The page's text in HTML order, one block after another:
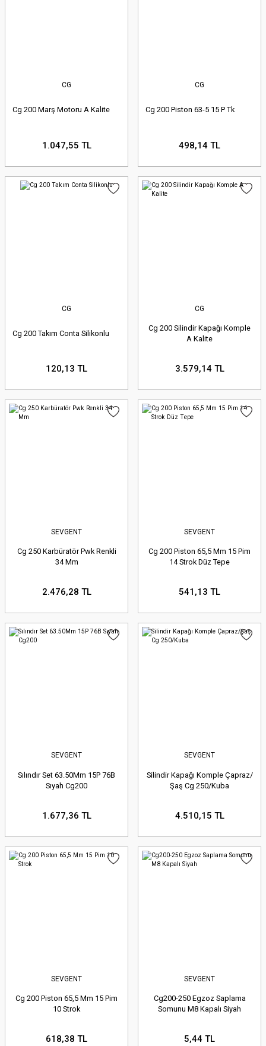
CG
Cg 200 Marş Motoru A Kalite
1.047,55 TL
CG
Cg 200 Piston 63-5 15 P Tk
498,14 TL
CG
Cg 200 Takım Conta Silikonlu
120,13 TL
CG
Cg 200 Silindir Kapağı Komple
A Kalite
3.579,14 TL
SEVGENT
Cg 250 Karbüratör Pwk Renkli
34 Mm
2.476,28 TL
SEVGENT
Cg 200 Piston 65,5 Mm 15 Pim
14 Strok Düz Tepe
541,13 TL
SEVGENT
Sılındır Set 63.50Mm 15P 76B
Sıyah Cg200
1.677,36 TL
SEVGENT
Silindir Kapağı Komple Çapraz/
Şaş Cg 250/Kuba
4.510,15 TL
SEVGENT
Cg 200 Piston 65,5 Mm 15 Pim
10 Strok
618,38 TL
SEVGENT
Cg200-250 Egzoz Saplama
Somunu M8 Kapalı Siyah
5,44 TL